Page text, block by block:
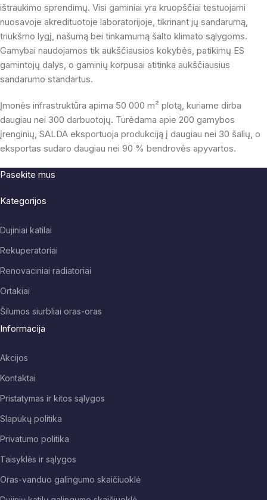
ištraukimo sprendimų. Visi gaminiai yra kruopščiai testuojami
nuosavoje akredituotoje laboratorijoje, tikrinant jų sandarumą,
triukšmo lygį, našumą bei tinkamumą šalto klimato sąlygoms.
Gamybai naudojamos tik aukščiausios kokybės, patikimų ES
gamintojų dalys, o gaminių korpusai atitinka aukščiausius
sandarumo standartus.
Įmonės infrastruktūra apima 50 000 m² plotą, kuriame dirba
daugiau nei 300 darbuotojų. Turėdama apie 200 gamybos
įrenginių, SALDA eksportuoja produkciją į daugiau nei 30 šalių, o
eksportas sudaro daugiau nei 90 % bendrovės apyvartos.
Pasekite mus
Kategorijos
Dujiniai katilai
Rekuperatoriai
Renovaciniai radiatoriai
Ortakiai
Šilumos siurbliai oras-oras
Informacija
Akcijos
Kontaktai
Pristatymas ir kitos sąlygos
Slapukų politika
Privatumo politika
Taisyklės ir sąlygos
Oras-vanduo galingumo skaičiuoklė